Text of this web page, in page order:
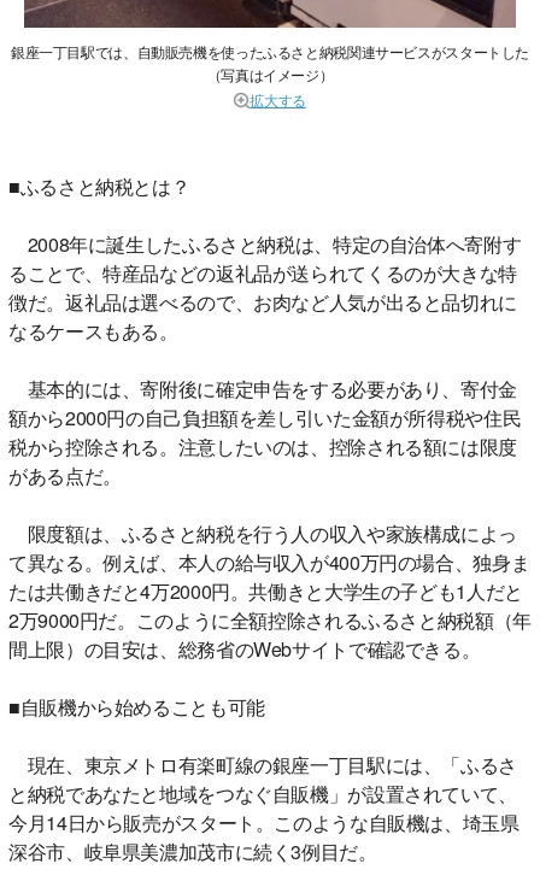
銀座一丁目駅では、自動販売機を使ったふるさと納税関連サービスがスタートした
（写真はイメージ）
拡大する
■ふるさと納税とは？
2008年に誕生したふるさと納税は、特定の自治体へ寄附す
ることで、特産品などの返礼品が送られてくるのが大きな特
徴だ。返礼品は選べるので、お肉など人気が出ると品切れに
なるケースもある。
基本的には、寄附後に確定申告をする必要があり、寄付金
額から2000円の自己負担額を差し引いた金額が所得税や住民
税から控除される。注意したいのは、控除される額には限度
がある点だ。
限度額は、ふるさと納税を行う人の収入や家族構成によっ
て異なる。例えば、本人の給与収入が400万円の場合、独身ま
たは共働きだと4万2000円。共働きと大学生の子ども1人だと
2万9000円だ。このように全額控除されるふるさと納税額（年
間上限）の目安は、総務省のWebサイトで確認できる。
■自販機から始めることも可能
現在、東京メトロ有楽町線の銀座一丁目駅には、「ふるさ
と納税であなたと地域をつなぐ自販機」が設置されていて、
今月14日から販売がスタート。このような自販機は、埼玉県
深谷市、岐阜県美濃加茂市に続く3例目だ。